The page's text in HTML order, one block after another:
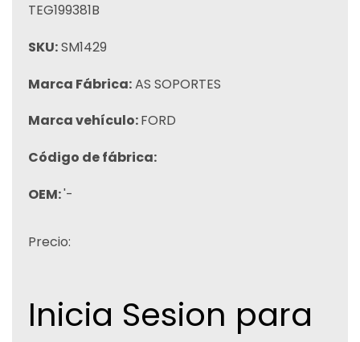
TEG199381B
SKU:SM1429
Marca Fábrica:AS SOPORTES
Marca vehículo:FORD
Código de fábrica:
OEM:'-
Precio:
Inicia Sesion para